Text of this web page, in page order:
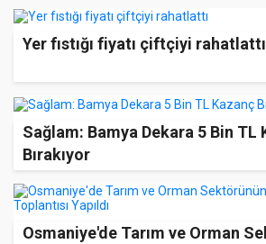
Yer fıstığı fiyatı çiftçiyi rahatlattı
Sağlam: Bamya Dekara 5 Bin TL
Bırakıyor
Osmaniye'de Tarım ve Orman